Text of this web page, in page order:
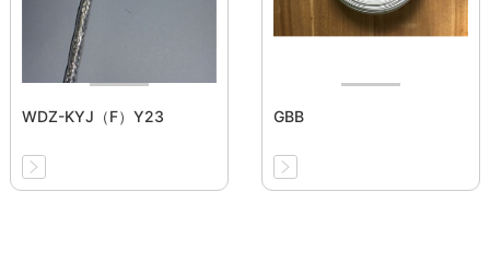
WDZ-KYJ（F）Y23 GBB